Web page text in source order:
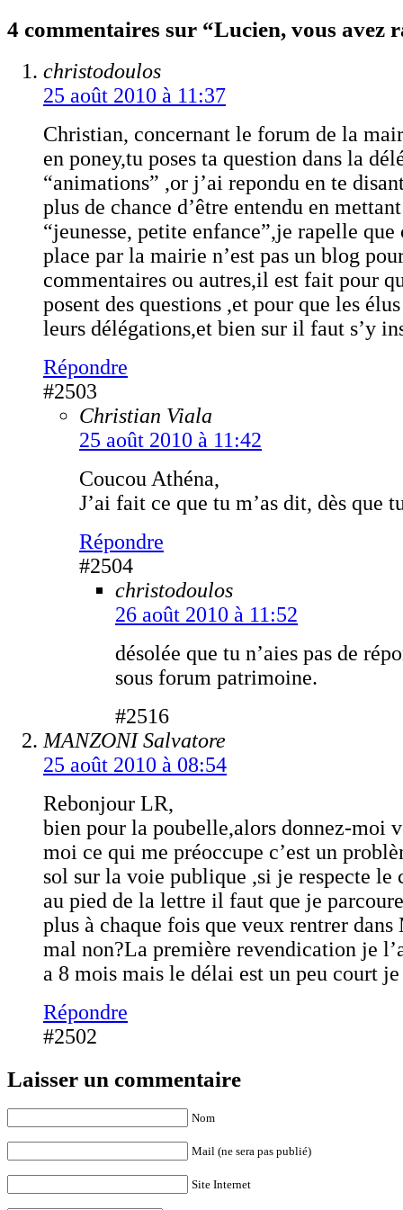
4 commentaires sur “Lucien, vous avez
christodoulos
25 août 2010 à 11:37
Christian, concernant le forum de la
en poney,tu poses ta question dans la
“animations” ,or j’ai repondu en te
plus de chance d’être entendu en
“jeunesse, petite enfance”,je rapelle
place par la mairie n’est pas un blog
commentaires ou autres,il est fait pour
posent des questions ,et pour que les
leurs délégations,et bien sur il faut s’y
Répondre
#2503
Christian Viala
25 août 2010 à 11:42
Coucou Athéna,
J’ai fait ce que tu m’as dit, dès que
Répondre
#2504
christodoulos
26 août 2010 à 11:52
désolée que tu n’aies pas de
sous forum patrimoine.
#2516
MANZONI Salvatore
25 août 2010 à 08:54
Rebonjour LR,
bien pour la poubelle,alors donnez-moi
moi ce qui me préoccupe c’est un
sol sur la voie publique ,si je respecte le
au pied de la lettre il faut que je
plus à chaque fois que veux rentrer dans
mal non?La première revendication je
a 8 mois mais le délai est un peu court
Répondre
#2502
Laisser un commentaire
Nom
Mail (ne sera pas publié)
Site Internet